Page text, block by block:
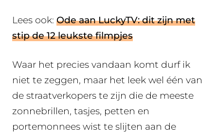
Lees ook: Ode aan LuckyTV: dit zijn met
stip de 12 leukste filmpjes
Waar het precies vandaan komt durf ik
niet te zeggen, maar het leek wel één van
de straatverkopers te zijn die de meeste
zonnebrillen, tasjes, petten en
portemonnees wist te slijten aan de